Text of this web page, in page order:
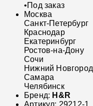
•Под заказ
Москва
Санкт-Петербург
Краснодар
Екатеринбург
Ростов-на-Дону
Сочи
Нижний Новгород
Самара
Челябинск
Бренд: H&R
Артикул: 29212-1